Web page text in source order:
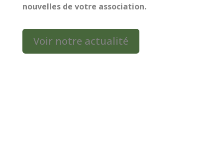
nouvelles de votre association.
Voir notre actualité